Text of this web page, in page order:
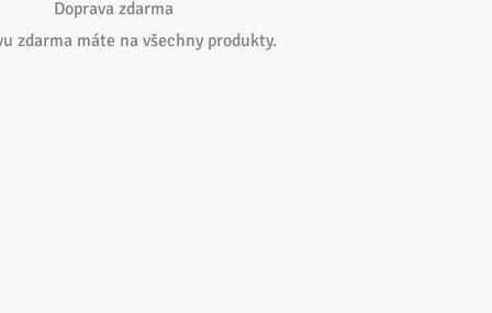
Doprava zdarma
zdarma máte na všechny produkty.